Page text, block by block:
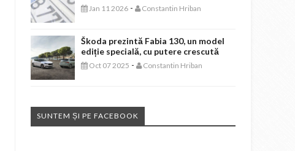
Jan 11 2026 - Constantin Hriban
Škoda prezintă Fabia 130, un model
ediție specială, cu putere crescută
Oct 07 2025 - Constantin Hriban
SUNTEM ȘI PE FACEBOOK